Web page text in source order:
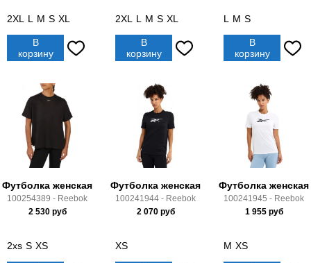
2XL L M S XL
В
корзину
2XL L M S XL
В
корзину
L M S
В
корзину
Футболка женская
100254389 - Reebok
2 530руб
2xs S XS
Футболка женская
100241944 - Reebok
2 070руб
XS
Футболка женская
100241945 - Reebok
1 955руб
M XS